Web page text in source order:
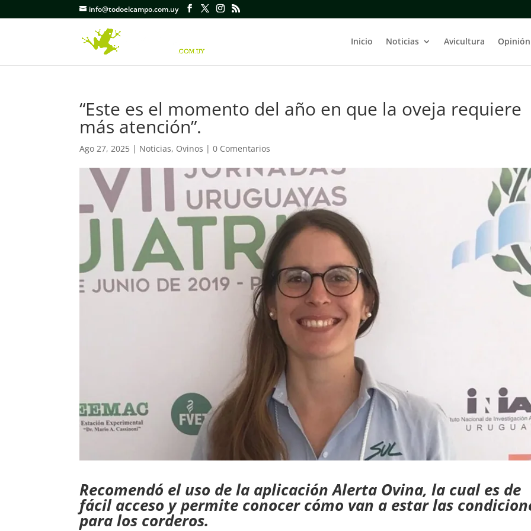
info@todoelcampo.com.uy
Inicio Noticias Avicultura Opinión
“Este es el momento del año en que la oveja requiere
más atención”.
Ago 27, 2025 | Noticias, Ovinos |0 Comentarios
Recomendó el uso de la aplicación Alerta Ovina, la cual es de
fácil acceso y permite conocer cómo van a estar las
para los corderos.